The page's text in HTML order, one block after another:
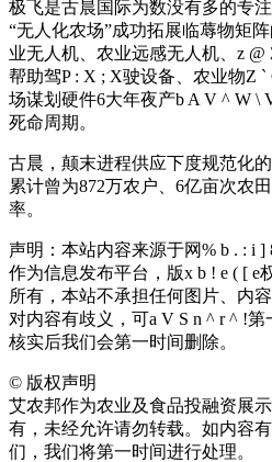
极飞是古晨国际为数没有多的专
“无人化农场”成功拓展临蓐物矩阵
业无人机、农业远感无人机、 z @
帮助驾P : X ; X驶设备、农业物Z `
场谋划硬件6大年夜产b A V ^ W \
死命周期。
古晨，颠末进程供应下度规范化
累计曾为872万农户、6亿亩次农
率。
声明：本站内容来源于网% b . : i ]
作为信息发布平台，版x b ! e ( [ e
所有，本站不承担任何图片、内
对内容有歧义，可a V S n ^ r ^ !第
核实后我们会第一时间删除。
© 版权声明
艾农邦作为农业及食品投融资展
有，未经允许请勿转载。如内容
们，我们将第一时间进行处理。